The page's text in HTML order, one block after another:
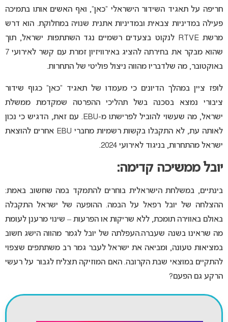
חריפה על תאגיד השידור הישראלי “כאן”, ואף האשים אותו בתמיכה
פעילה במדיניות צבאית ובמדיניות אתנית שנויה במחלוקת. הוא דרש
מרשת RTVE לנקוט בצעדים רשמיים נגד השתתפות ישראל, תוך
שהוא מבקר את בחירתה להציג באירוויזיון זמרת עם קשר לאירועי 7
באוקטובר, מה שלדבריו מהווה ניצול פוליטי של התחרות.
לופז ציין במהלך הדיונים כי מעמדו של תאגיד “כאן” כגוף שידור
ציבורי נמצא בסכנה בשל תהליכי ההפרטה שמקדמת ממשלת
ישראל, מה שעשוי להוביל לפרישתו מ-EBU. עם זאת, הדגיש כי נכון
לאותה עת, לא התקבלו בקשות רשמיות מחברי EBU אחרים להוצאת
ישראל מהתחרות, בניגוד לאירועי 2024.
יובל ממשיכה קדימה:
בינתיים, במשלחת הישראלית בוחרים להתמקד במה שחשוב באמת:
ההצלחה של יובל רפאל על הבמה. ההופעה של ישראל התקבלה
באולם באווירה תומכת, ללא שריקות או הפרעות – שינוי מרענן לעומת
מה שראינו בשנה שעברה.העפלתה של יובל לגמר מהווה הישג חשוב
במציאות טעונה, ומביאה את ישראל לעבר גמר רב משתתפים שצפוי
להתקיים במוצאי שבת הקרובה. האם המוזיקה תצליח לגבור על רעשי
הרקע גם הפעם?